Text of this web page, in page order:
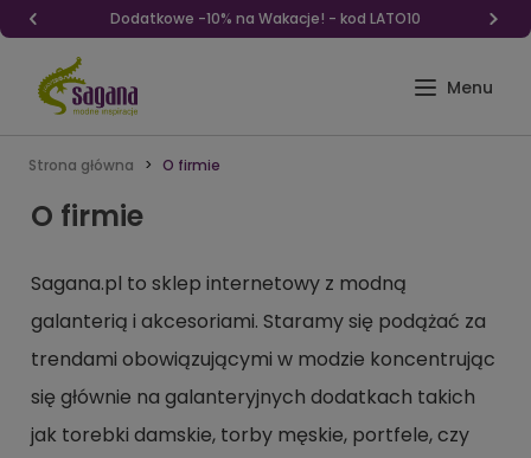
Dodatkowe -10% na Wakacje! - kod LATO10
Strona główna O firmie
O firmie
Sagana.pl to sklep internetowy z modną
galanterią i akcesoriami. Staramy się podążać za
trendami obowiązującymi w modzie koncentrując
się głównie na galanteryjnych dodatkach takich
jak torebki damskie, torby męskie, portfele, czy